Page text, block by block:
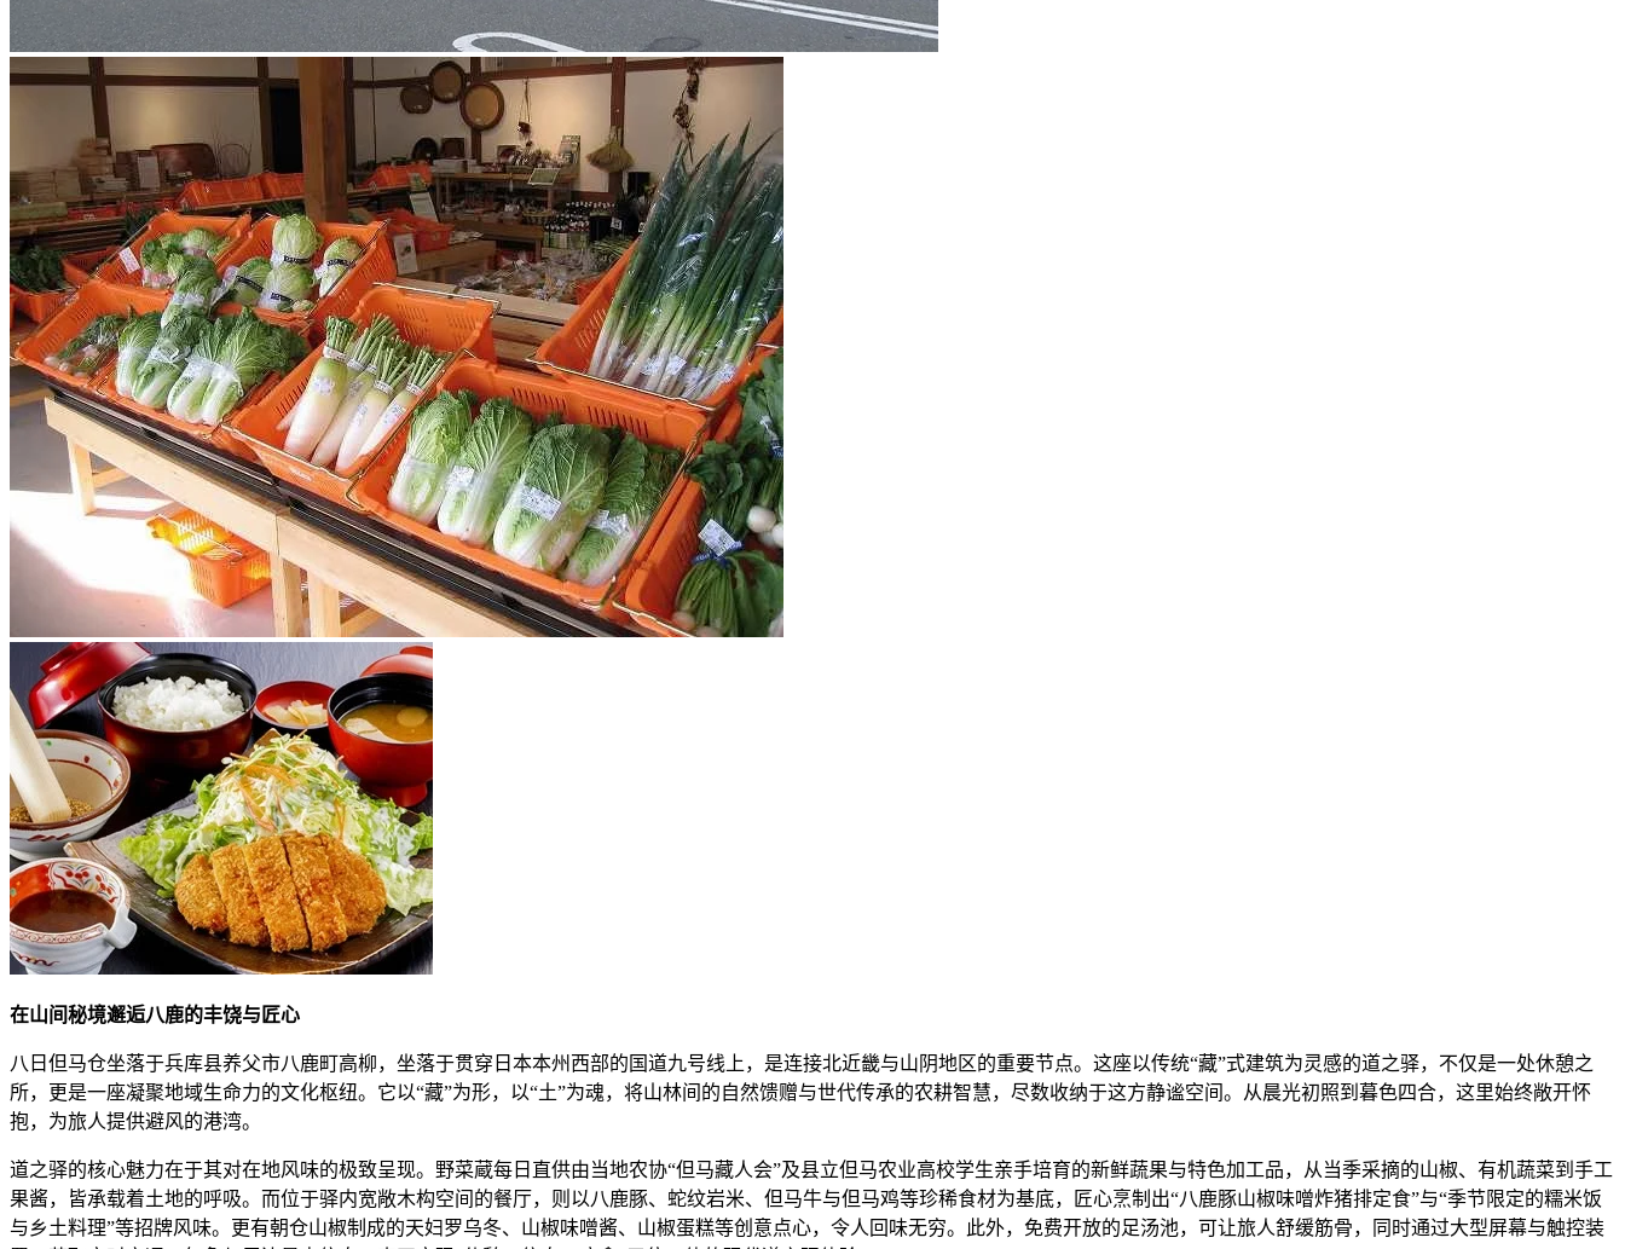
在山间秘境邂逅八鹿的丰饶与匠心
八日但马仓坐落于兵库县养父市八鹿町高柳，坐落于贯穿日本本州西部的国道九号线上，是连接北近畿与山阴地区的重要节点。这座以传统“藏”式建筑为灵感的道之驿，不仅是一处休憩之
所，更是一座凝聚地域生命力的文化枢纽。它以“藏”为形，以“土”为魂，将山林间的自然馈赠与世代传承的农耕智慧，尽数收纳于这方静谧空间。从晨光初照到暮色四合，这里始终敞开怀
抱，为旅人提供避风的港湾。
道之驿的核心魅力在于其对在地风味的极致呈现。野菜蔵每日直供由当地农协“但马藏人会”及县立但马农业高校学生亲手培育的新鲜蔬果与特色加工品，从当季采摘的山椒、有机蔬菜到手工
果酱，皆承载着土地的呼吸。而位于驿内宽敞木构空间的餐厅，则以八鹿豚、蛇纹岩米、但马牛与但马鸡等珍稀食材为基底，匠心烹制出“八鹿豚山椒味噌炸猪排定食”与“季节限定的糯米饭
与乡土料理”等招牌风味。更有朝仓山椒制成的天妇罗乌冬、山椒味噌酱、山椒蛋糕等创意点心，令人回味无穷。此外，免费开放的足汤池，可让旅人舒缓筋骨，同时通过大型屏幕与触控装